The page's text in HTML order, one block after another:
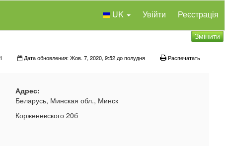
UK Увійти Реєстрація
Змінити
Дата обновления: Жов. 7, 2020, 9:52 до полудня Распечатать
Адрес:
Беларусь, Минская обл., Минск
Корженевского 20б